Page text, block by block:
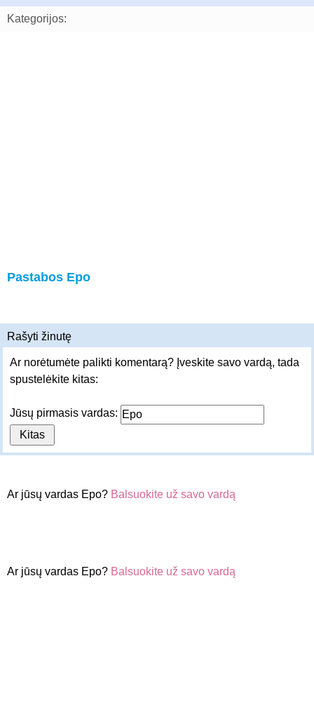
Kategorijos:
Pastabos Epo
Rašyti žinutę
Ar norėtumėte palikti komentarą? Įveskite savo vardą, tada
spustelėkite kitas:
Jūsų pirmasis vardas:
Ar jūsų vardas Epo? Balsuokite už savo vardą
Ar jūsų vardas Epo? Balsuokite už savo vardą